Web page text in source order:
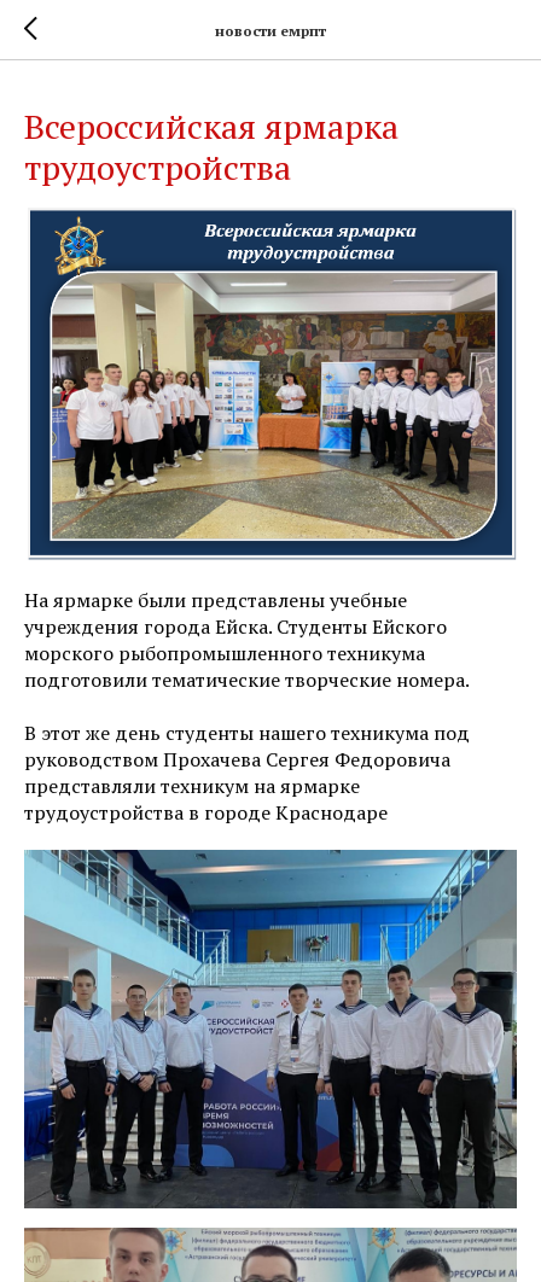
новости емрпт
Всероссийская ярмарка
трудоустройства
На ярмарке были представлены учебные
учреждения города Ейска. Студенты Ейского
морского рыбопромышленного техникума
подготовили тематические творческие номера.
В этот же день студенты нашего техникума под
руководством Прохачева Сергея Федоровича
представляли техникум на ярмарке
трудоустройства в городе Краснодаре